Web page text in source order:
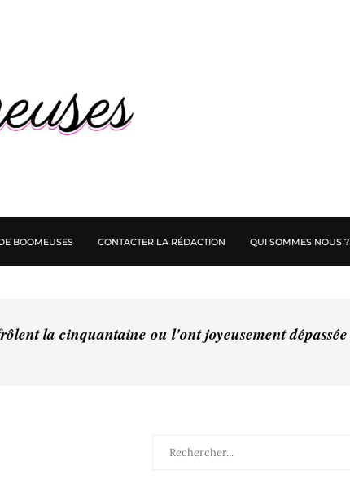
BOOMEUSES CONTACTER LA RÉDACTION QUI SOMMES NOUS ?
la cinquantaine ou l'ont joyeusement dépassée